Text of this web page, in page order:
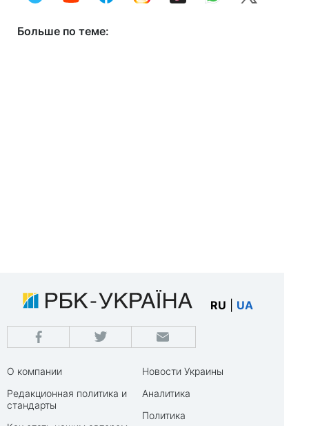
Больше по теме:
RU UA
О компании
Редакционная политика и
стандарты
Новости Украины
Аналитика
Политика